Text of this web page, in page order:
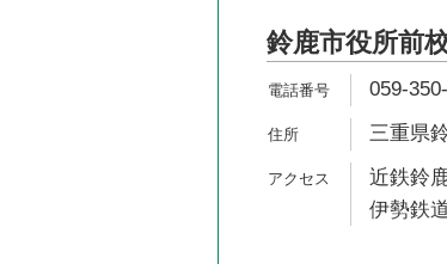
鈴鹿市役所前
059-
三重県
近鉄鈴
伊勢鉄